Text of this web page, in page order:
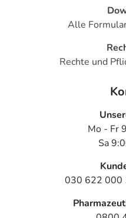
Alle
Rechte und
Mo - Fr
Sa
030 622 000